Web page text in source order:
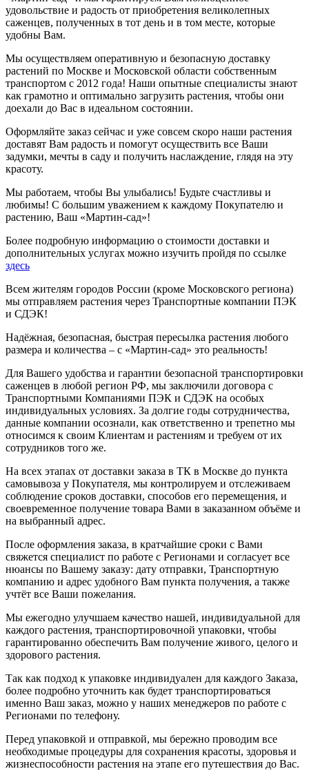
удовольствие и радость от приобретения великолепных
саженцев, полученных в тот день и в том месте, которые
удобны Вам.
Мы осуществляем оперативную и безопасную доставку
растений по Москве и Московской области собственным
транспортом с 2012 года! Наши опытные специалисты знают
как грамотно и оптимально загрузить растения, чтобы они
доехали до Вас в идеальном состоянии.
Оформляйте заказ сейчас и уже совсем скоро наши растения
доставят Вам радость и помогут осуществить все Ваши
задумки, мечты в саду и получить наслаждение, глядя на эту
красоту.
Мы работаем, чтобы Вы улыбались! Будьте счастливы и
любимы! С большим уважением к каждому Покупателю и
растению, Ваш «Мартин-сад»!
Более подробную информацию о стоимости доставки и
дополнительных услугах можно изучить пройдя по ссылке
здесь
Всем жителям городов России (кроме Московского региона)
мы отправляем растения через Транспортные компании ПЭК
и СДЭК!
Надёжная, безопасная, быстрая пересылка растения любого
размера и количества – с «Мартин-сад» это реальность!
Для Вашего удобства и гарантии безопасной транспортировки
саженцев в любой регион РФ, мы заключили договора с
Транспортными Компаниями ПЭК и СДЭК на особых
индивидуальных условиях. За долгие годы сотрудничества,
данные компании осознали, как ответственно и трепетно мы
относимся к своим Клиентам и растениям и требуем от их
сотрудников того же.
На всех этапах от доставки заказа в ТК в Москве до пункта
самовывоза у Покупателя, мы контролируем и отслеживаем
соблюдение сроков доставки, способов его перемещения, и
своевременное получение товара Вами в заказанном объёме и
на выбранный адрес.
После оформления заказа, в кратчайшие сроки с Вами
свяжется специалист по работе с Регионами и согласует все
нюансы по Вашему заказу: дату отправки, Транспортную
компанию и адрес удобного Вам пункта получения, а также
учтёт все Ваши пожелания.
Мы ежегодно улучшаем качество нашей, индивидуальной для
каждого растения, транспортировочной упаковки, чтобы
гарантированно обеспечить Вам получение живого, целого и
здорового растения.
Так как подход к упаковке индивидуален для каждого Заказа,
более подробно уточнить как будет транспортироваться
именно Ваш заказ, можно у наших менеджеров по работе с
Регионами по телефону.
Перед упаковкой и отправкой, мы бережно проводим все
необходимые процедуры для сохранения красоты, здоровья и
жизнеспособности растения на этапе его путешествия до Вас.